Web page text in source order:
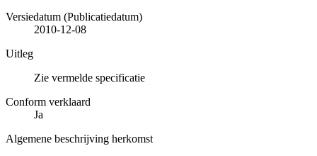
Versiedatum (Publicatiedatum)
2010-12-08
Uitleg
Zie vermelde specificatie
Conform verklaard
Ja
Algemene beschrijving herkomst